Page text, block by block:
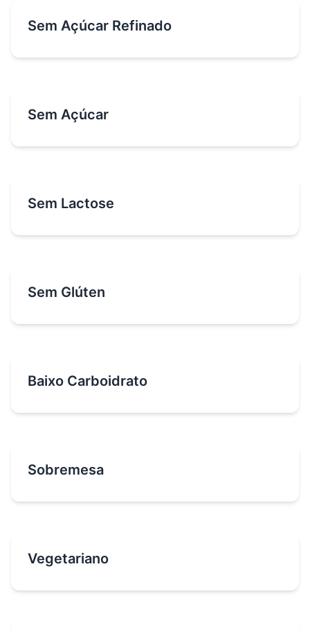
Sem Açúcar Refinado
Sem Açúcar
Sem Lactose
Sem Glúten
Baixo Carboidrato
Sobremesa
Vegetariano